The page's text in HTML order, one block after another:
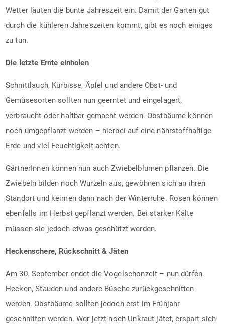
Wetter läuten die bunte Jahreszeit ein. Damit der Garten gut
durch die kühleren Jahreszeiten kommt, gibt es noch einiges
zu tun.
Die letzte Ernte einholen
Schnittlauch, Kürbisse, Äpfel und andere Obst- und
Gemüsesorten sollten nun geerntet und eingelagert,
verbraucht oder haltbar gemacht werden. Obstbäume können
noch umgepflanzt werden – hierbei auf eine nährstoffhaltige
Erde und viel Feuchtigkeit achten.
GärtnerInnen können nun auch Zwiebelblumen pflanzen. Die
Zwiebeln bilden noch Wurzeln aus, gewöhnen sich an ihren
Standort und keimen dann nach der Winterruhe. Rosen können
ebenfalls im Herbst gepflanzt werden. Bei starker Kälte
müssen sie jedoch etwas geschützt werden.
Heckenschere, Rückschnitt & Jäten
Am 30. September endet die Vogelschonzeit – nun dürfen
Hecken, Stauden und andere Büsche zurückgeschnitten
werden. Obstbäume sollten jedoch erst im Frühjahr
geschnitten werden. Wer jetzt noch Unkraut jätet, erspart sich